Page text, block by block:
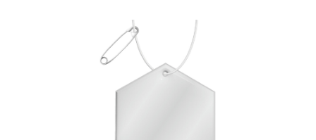
Bildergalerie überspringen